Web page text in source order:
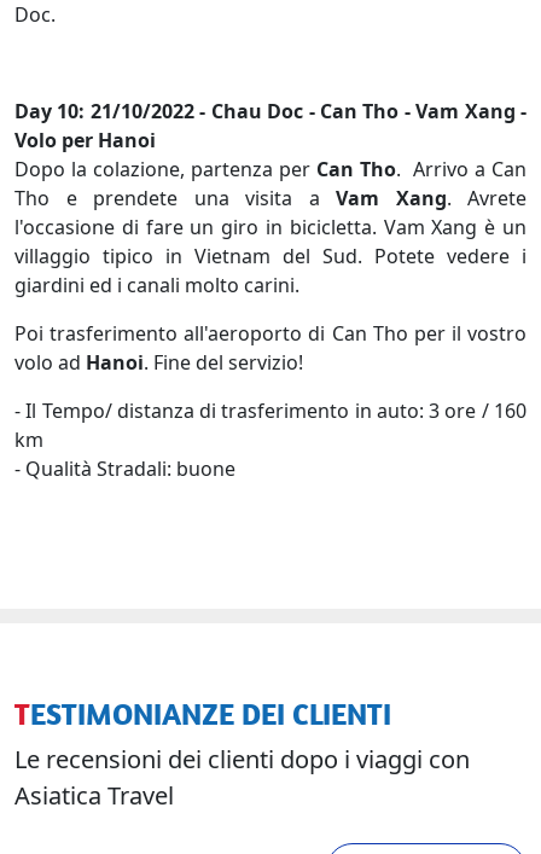
Doc.
Day 10: 21/10/2022 - Chau Doc - Can Tho - Vam Xang -
Volo per Hanoi
Dopo la colazione, partenza per Can Tho. Arrivo a Can
Tho e prendete una visita a Vam Xang. Avrete
l'occasione di fare un giro in bicicletta. Vam Xang è un
villaggio tipico in Vietnam del Sud. Potete vedere i
giardini ed i canali molto carini.
Poi trasferimento all'aeroporto di Can Tho per il vostro
volo ad Hanoi. Fine del servizio!
- Il Tempo/ distanza di trasferimento in auto: 3 ore / 160
km
- Qualità Stradali: buone
TESTIMONIANZE DEI CLIENTI
Le recensioni dei clienti dopo i viaggi con
Asiatica Travel